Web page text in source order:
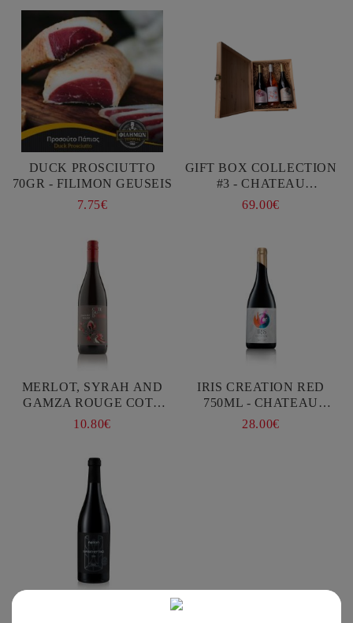
DUCK PROSCIUTTO
70GR - FILIMON GEUSEIS
7.75€
GIFT BOX COLLECTION
#3 - CHATEAU
BURGOZONE
69.00€
MERLOT, SYRAH AND
GAMZA ROUGE COTE
DU DANUBE 750ML -
10.80€
IRIS CREATION RED
750ML - CHATEAU
BURGOZONE
28.00€